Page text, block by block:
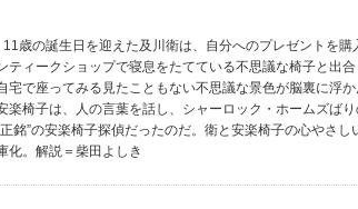
歳の誕生日を迎えた及川衛は、自分へのプレゼントを購
ティークショップで寝息をたてている不思議な椅子と出
宅で座ってみる見たこともない不思議な景色が脳裏に浮か
椅子は、人の言葉を話し、シャーロック・ホームズばり
銘”の安楽椅子探偵だったのだ。衛と安楽椅子の心やさし
化。解説＝柴田よしき